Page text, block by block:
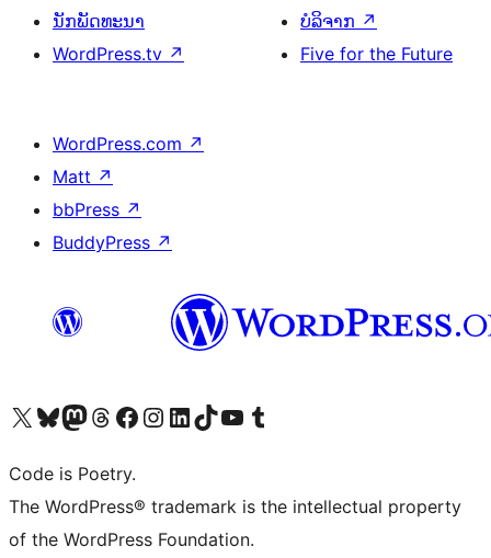
ນັກພັດທະນາ
WordPress.tv ↗
ບໍລິຈາກ ↗
Five for the Future
WordPress.com ↗
Matt ↗
bbPress ↗
BuddyPress ↗
ຢ້ຽມຊົມບັນຊີ X (ຊື່ເກົ່າ Twitter) ຂອງພວກເຮົາຢ້ຽມຊົມບັນຊີ Bluesky ຂອງພວກເຮົາຢ້ຽມຊົມບັນຊີ Mastodon ຂອງພວກເຮົາຢ້ຽມຊົມບັນຊີ Threads ຂອງພວກເຮົາຢ້ຽມຊົມໜ້າ Facebook ຂອງພວກເຮົາຢ້ຽມຊົມບັນຊີ Instagram ຂອງພວກເຮົາຢ້ຽມຊົມບັນຊີ LinkedIn ຂອງພວກເຮົາຢ້ຽມຊົມບັນຊີ TikTok ຂອງພວກເຮົາຢ້ຽມຊົມຊ່ອງ YouTube ຂອງພວກເຮົາຢ້ຽມຊົມບັນຊີ Tumblr ຂອງພວກເຮົາ
Code is Poetry.
The WordPress® trademark is the intellectual property
of the WordPress Foundation.